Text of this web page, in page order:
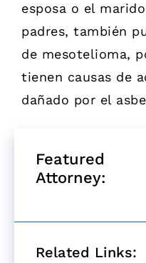
esposa o el
padres, también
de mesotelioma,
tienen causas de
dañado por el
Featured
Attorney:
Related Links: